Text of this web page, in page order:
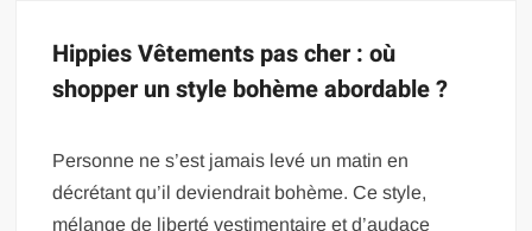
Hippies Vêtements pas cher : où
shopper un style bohème abordable ?
Personne ne s’est jamais levé un matin en
décrétant qu’il deviendrait bohème. Ce style,
mélange de liberté vestimentaire et d’audace